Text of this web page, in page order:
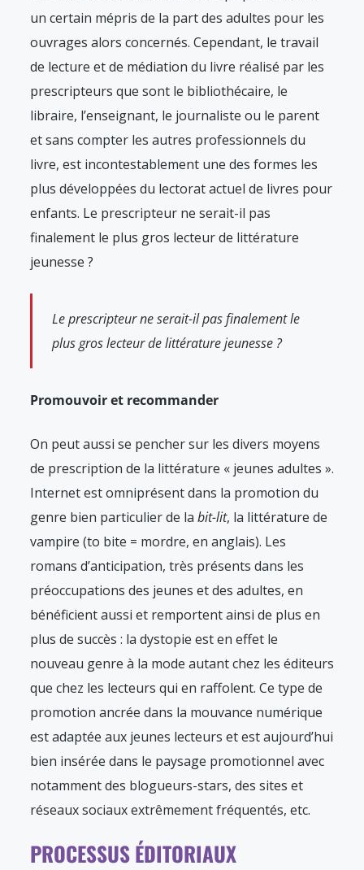
un certain mépris de la part des adultes pour les
ouvrages alors concernés. Cependant, le travail
de lecture et de médiation du livre réalisé par les
prescripteurs que sont le bibliothécaire, le
libraire, l’enseignant, le journaliste ou le parent
et sans compter les autres professionnels du
livre, est incontestablement une des formes les
plus développées du lectorat actuel de livres pour
enfants. Le prescripteur ne serait-il pas
finalement le plus gros lecteur de littérature
jeunesse ?
Le prescripteur ne serait-il pas finalement le
plus gros lecteur de littérature jeunesse ?
Promouvoir et recommander
On peut aussi se pencher sur les divers moyens
de prescription de la littérature « jeunes adultes ».
Internet est omniprésent dans la promotion du
genre bien particulier de la bit-lit, la littérature de
vampire (to bite = mordre, en anglais). Les
romans d’anticipation, très présents dans les
préoccupations des jeunes et des adultes, en
bénéficient aussi et remportent ainsi de plus en
plus de succès : la dystopie est en effet le
nouveau genre à la mode autant chez les éditeurs
que chez les lecteurs qui en raffolent. Ce type de
promotion ancrée dans la mouvance numérique
est adaptée aux jeunes lecteurs et est aujourd’hui
bien insérée dans le paysage promotionnel avec
notamment des blogueurs-stars, des sites et
réseaux sociaux extrêmement fréquentés, etc.
PROCESSUS ÉDITORIAUX